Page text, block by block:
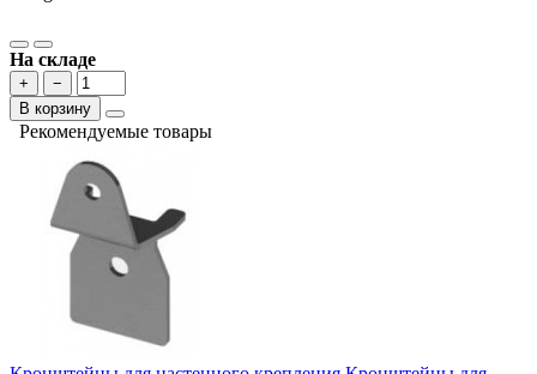
На складе
+
−
В корзину
Рекомендуемые товары